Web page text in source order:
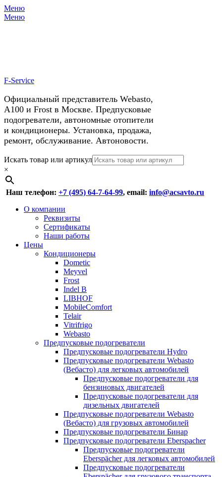
Меню
Меню
F-Service
Официальный представитель Webasto,
А100 и Frost в Москве. Предпусковые
подогреватели, автономные отопители
и кондиционеры. Установка, продажа,
ремонт, обслуживание. Автоновости.
Header
Right
Menu
Перейти
к
содержимому
Искать товар или артикул
×
Наш телефон: +7 (495) 64-7-64-99, email: info@acsavto.ru
Основное
Перейти
содержимому
О компании
Реквизиты
Сертификаты
Наши работы
Цены
Кондиционеры
Dometic
Meyvel
Frost
Indel B
LIBHOF
MobileComfort
Telair
Vitrifrigo
Webasto
Предпусковые подогреватели
Предпусковые подогреватели Hydro
Предпусковые подогреватели Webasto
(Вебасто) для легковых автомобилей
Предпусковые подогреватели для
бензиновых двигателей
Предпусковые подогреватели для
дизельных двигателей
Предпусковые подогреватели Webasto
(Вебасто) для грузовых автомобилей
Предпусковые подогреватели Бинар
Предпусковые подогреватели Eberspacher
Предпусковые подогреватели
Eberspächer для легковых автомобилей
Предпусковые подогреватели
У нас космические скидки на